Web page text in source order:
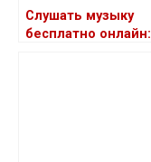
Слушать музыку
бесплатно онлайн: